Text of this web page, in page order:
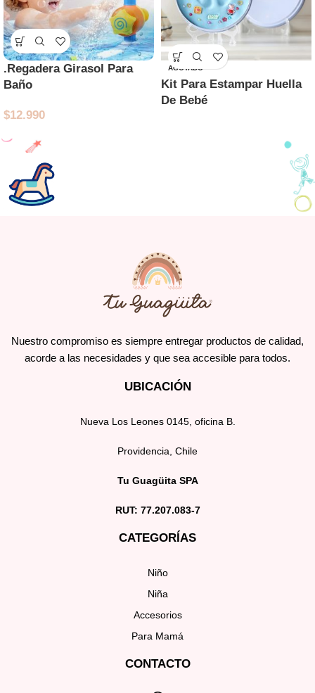
.Regadera Girasol Para
Baño
$12.990
AGOTADO
Kit Para Estampar Huella
De Bebé
Nuestro compromiso es siempre entregar productos de calidad,
acorde a las necesidades y que sea accesible para todos.
UBICACIÓN
Nueva Los Leones 0145, oficina B.
Providencia, Chile
Tu Guagüita SPA
RUT: 77.207.083-7
CATEGORÍAS
Niño
Niña
Accesorios
Para Mamá
CONTACTO